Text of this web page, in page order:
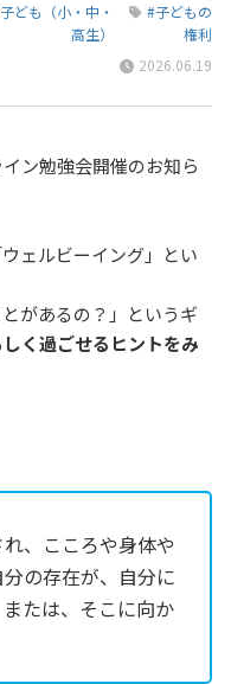
ども（小・中・
高生）
#子どもの
権利
2026.06.19
ン勉強会開催のお知ら
ェルビーイング」とい
があるの？」というギ
く過ごせるヒントをみ
、こころや身体や
の存在が、自分に
たは、そこに向か